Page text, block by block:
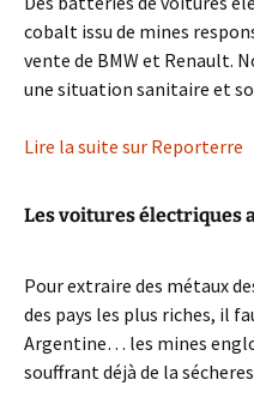
cobalt issu de mines
vente de BMW et Renault.
une situation sanitaire et
Lire la suite sur Reporterre
Les voitures électriques
Pour extraire des métaux
des pays les plus riches, il
Argentine… les mines
souffrant déjà de la